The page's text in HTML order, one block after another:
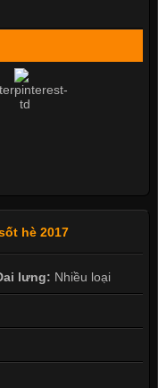
hè 2017
lưng: Nhiều loại